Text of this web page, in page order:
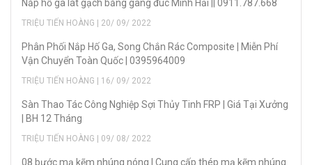
Nắp hố ga lát gạch bằng gang đúc Minh Hải || 0911.787.668
TRIỆU TIẾN HOÀNG | 20/ 09/ 2022
Phân Phối Nắp Hố Ga, Song Chắn Rác Composite | Miễn Phí
Vận Chuyển Toàn Quốc | 0395964009
TRIỆU TIẾN HOÀNG | 16/ 09/ 2022
Sàn Thao Tác Công Nghiệp Sợi Thủy Tinh FRP | Giá Tại Xưởng
| BH 12 Tháng
TRIỆU TIẾN HOÀNG | 09/ 08/ 2022
08 bước mạ kẽm nhúng nóng | Cung cấp thép mạ kẽm nhúng